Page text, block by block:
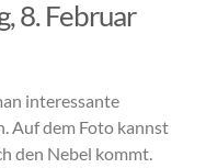
8. Februar
interessante
Auf dem Foto kannst
den Nebel kommt.